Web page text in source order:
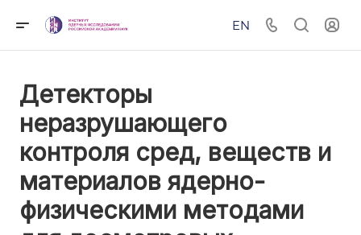
EN
Детекторы
неразрушающего
контроля сред, веществ и
материалов ядерно-
физическими методами